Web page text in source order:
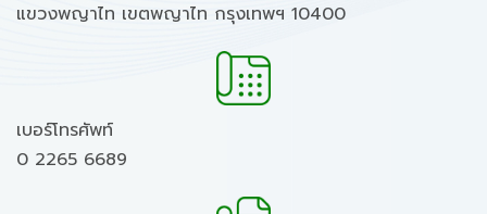
แขวงพญาไท เขตพญาไท กรุงเทพฯ 10400
เบอร์โทรศัพท์
0 2265 6689